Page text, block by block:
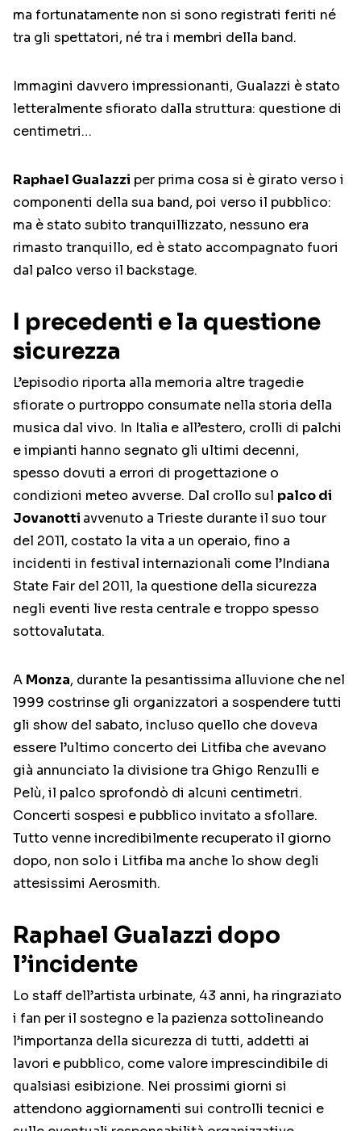
ma fortunatamente non si sono registrati feriti né
tra gli spettatori, né tra i membri della band.
Immagini davvero impressionanti, Gualazzi è stato
letteralmente sfiorato dalla struttura: questione di
centimetri…
Raphael Gualazzi per prima cosa si è girato verso i
componenti della sua band, poi verso il pubblico:
ma è stato subito tranquillizzato, nessuno era
rimasto tranquillo, ed è stato accompagnato fuori
dal palco verso il backstage.
I precedenti e la questione
sicurezza
L’episodio riporta alla memoria altre tragedie
sfiorate o purtroppo consumate nella storia della
musica dal vivo. In Italia e all’estero, crolli di palchi
e impianti hanno segnato gli ultimi decenni,
spesso dovuti a errori di progettazione o
condizioni meteo avverse. Dal crollo sul palco di
Jovanotti avvenuto a Trieste durante il suo tour
del 2011, costato la vita a un operaio, fino a
incidenti in festival internazionali come l’Indiana
State Fair del 2011, la questione della sicurezza
negli eventi live resta centrale e troppo spesso
sottovalutata.
A Monza, durante la pesantissima alluvione che nel
1999 costrinse gli organizzatori a sospendere tutti
gli show del sabato, incluso quello che doveva
essere l’ultimo concerto dei Litfiba che avevano
già annunciato la divisione tra Ghigo Renzulli e
Pelù, il palco sprofondò di alcuni centimetri.
Concerti sospesi e pubblico invitato a sfollare.
Tutto venne incredibilmente recuperato il giorno
dopo, non solo i Litfiba ma anche lo show degli
attesissimi Aerosmith.
Raphael Gualazzi dopo
l’incidente
Lo staff dell’artista urbinate, 43 anni, ha ringraziato
i fan per il sostegno e la pazienza sottolineando
l’importanza della sicurezza di tutti, addetti ai
lavori e pubblico, come valore imprescindibile di
qualsiasi esibizione. Nei prossimi giorni si
attendono aggiornamenti sui controlli tecnici e